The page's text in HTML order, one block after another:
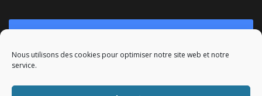
Nous utilisons des cookies pour optimiser notre site web et notre
service.
Référencez-vous gratuitement
Obtenez un devis personnalisé !